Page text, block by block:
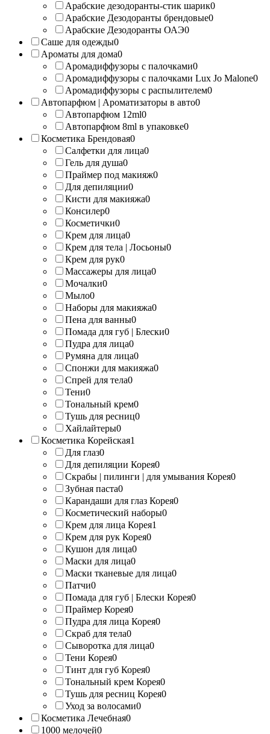
Арабские дезодоранты-стик шарик0
Арабские Дезодоранты брендовые0
Арабские Дезодоранты ОАЭ0
Саше для одежды0
Ароматы для дома0
Аромадиффузоры с палочками0
Аромадиффузоры с палочками Lux Jo Malone0
Аромадиффузоры с распылителем0
Автопарфюм | Ароматизаторы в авто0
Автопарфюм 12ml0
Автопарфюм 8ml в упаковке0
Косметика Брендовая0
Салфетки для лица0
Гель для душа0
Праймер под макияж0
Для депиляции0
Кисти для макияжа0
Консилер0
Косметички0
Крем для лица0
Крем для тела | Лосьоны0
Крем для рук0
Массажеры для лица0
Мочалки0
Мыло0
Наборы для макияжа0
Пена для ванны0
Помада для губ | Блески0
Пудра для лица0
Румяна для лица0
Спонжи для макияжа0
Спрей для тела0
Тени0
Тональный крем0
Тушь для ресниц0
Хайлайтеры0
Косметика Корейская1
Для глаз0
Для депиляции Корея0
Скрабы | пилинги | для умывания Корея0
Зубная паста0
Карандаши для глаз Корея0
Косметический наборы0
Крем для лица Корея1
Крем для рук Корея0
Кушон для лица0
Маски для лица0
Маски тканевые для лица0
Патчи0
Помада для губ | Блески Корея0
Праймер Корея0
Пудра для лица Корея0
Скраб для тела0
Сыворотка для лица0
Тени Корея0
Тинт для губ Корея0
Тональный крем Корея0
Тушь для ресниц Корея0
Уход за волосами0
Косметика Лечебная0
1000 мелочей0